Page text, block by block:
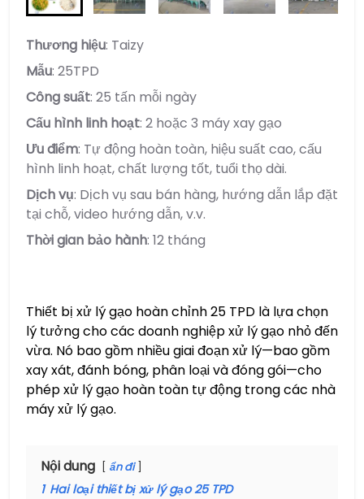
Thương hiệu: Taizy
Mẫu: 25TPD
Công suất: 25 tấn mỗi ngày
Cấu hình linh hoạt: 2 hoặc 3 máy xay gạo
Ưu điểm: Tự động hoàn toàn, hiệu suất cao, cấu
hình linh hoạt, chất lượng tốt, tuổi thọ dài.
Dịch vụ: Dịch vụ sau bán hàng, hướng dẫn lắp đặt
tại chỗ, video hướng dẫn, v.v.
Thời gian bảo hành: 12 tháng
Thiết bị xử lý gạo hoàn chỉnh 25 TPD là lựa chọn
lý tưởng cho các doanh nghiệp xử lý gạo nhỏ đến
vừa. Nó bao gồm nhiều giai đoạn xử lý—bao gồm
xay xát, đánh bóng, phân loại và đóng gói—cho
phép xử lý gạo hoàn toàn tự động trong các nhà
máy xử lý gạo.
Nội dung ẩn đi
1 Hai loại thiết bị xử lý gạo 25 TPD